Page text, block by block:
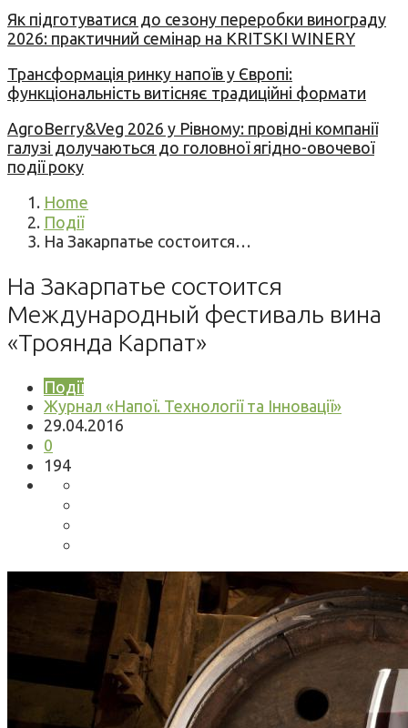
Як підготуватися до сезону переробки винограду
2026: практичний семінар на KRITSKI WINERY
Трансформація ринку напоїв у Європі:
функціональність витісняє традиційні формати
AgroBerry&Veg 2026 у Рівному: провідні компанії
галузі долучаються до головної ягідно-овочевої
події року
Home
Події
На Закарпатье состоится…
На Закарпатье состоится
Международный фестиваль вина
«Троянда Карпат»
Події
Журнал «Напої. Технології та Інновації»
29.04.2016
0
194